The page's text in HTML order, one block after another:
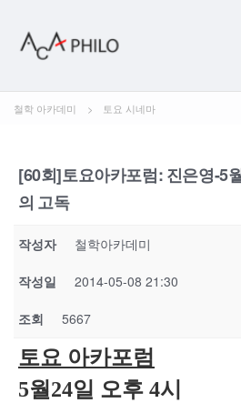
철학 아카데미 > 토요 시네마
[60회]토요아카포럼: 진은영-5
의 고독
작성자 철학아카데미
작성일 2014-05-08 21:30
조회 5667
토요 아카포럼
5월24일 오후 4시